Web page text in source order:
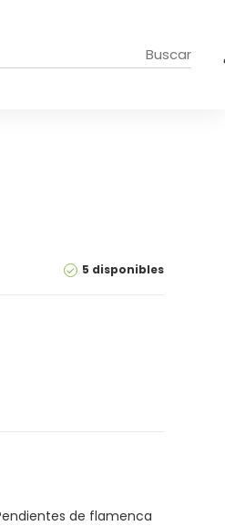
5 disponibles
de flamenca